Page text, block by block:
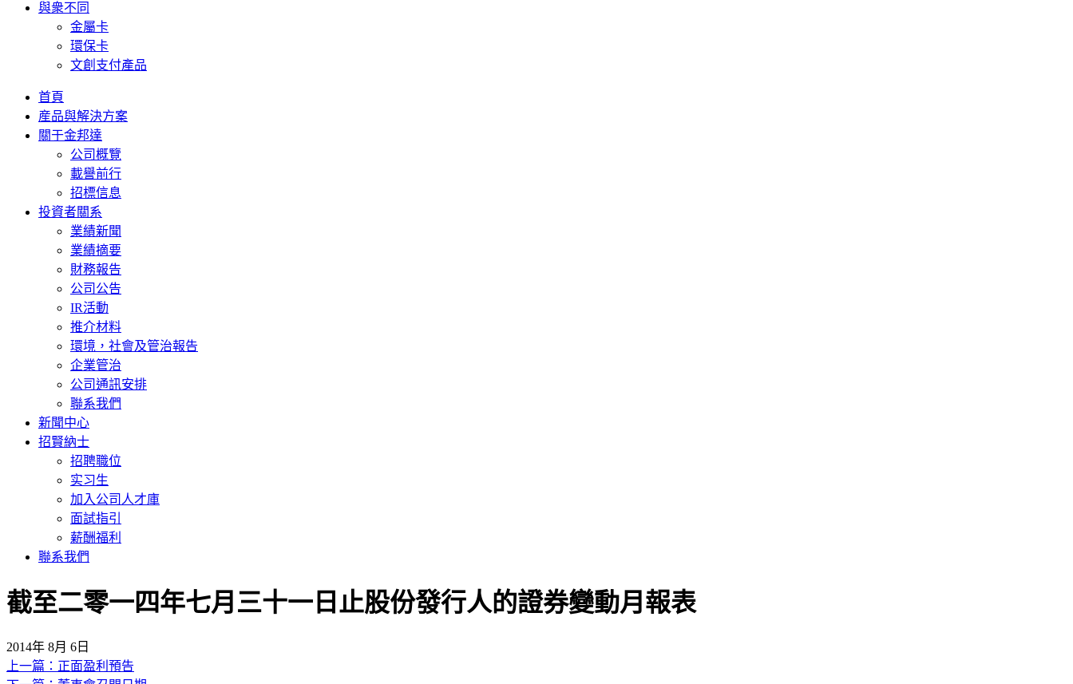
與衆不同
金屬卡
環保卡
文創支付產品
首頁
産品與解決方案
關于金邦達
公司概覽
載譽前行
招標信息
投資者關系
業績新聞
業績摘要
財務報告
公司公告
IR活動
推介材料
環境，社會及管治報告
企業管治
公司通訊安排
聯系我們
新聞中心
招賢納士
招聘職位
实习生
加入公司人才庫
面試指引
薪酬福利
聯系我們
截至二零一四年七月三十一日止股份發行人的證券變動月報表
2014年 8月 6日
文
上一篇：正面盈利預告